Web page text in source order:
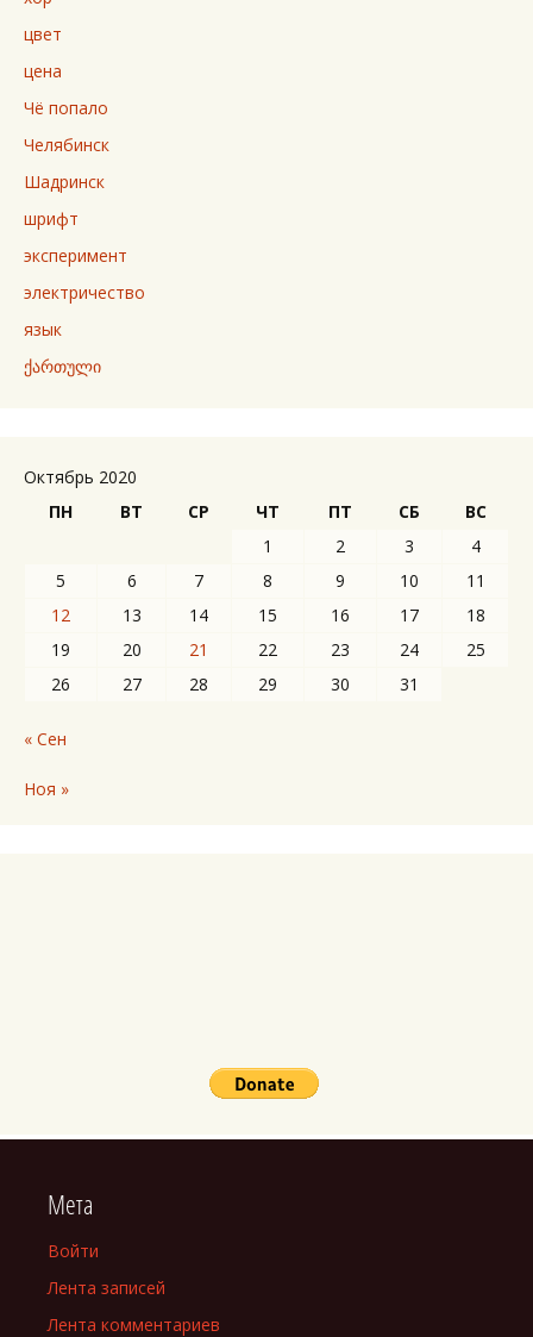
цвет
цена
Чё попало
Челябинск
Шадринск
шрифт
эксперимент
электричество
язык
ქართული
Октябрь 2020
ПН
ВТ СР ЧТ ПТ СБ
ВС
1
2 3
4
5
6 7 8 9 10
11
12
13 14 15 16 17
18
19
20 21 22 23 24
25
26
27 28 29 30 31
« Сен
Ноя »
Мета
Войти
Лента записей
Лента комментариев